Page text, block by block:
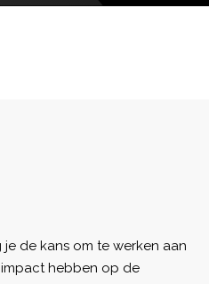
de kans om te werken aan
hebben op de